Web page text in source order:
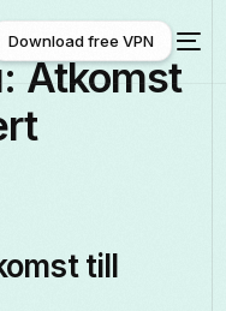
Download free VPN
Åtkomst
till